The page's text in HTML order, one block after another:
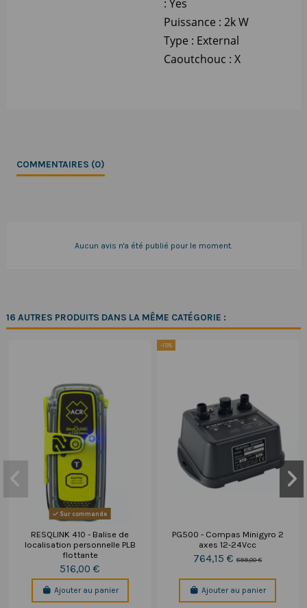
: Yes
Puissance : 2k W
Type : External
Caoutchouc : X
COMMENTAIRES (0)
Aucun avis n'a été publié pour le moment.
16 AUTRES PRODUITS DANS LA MÊME CATÉGORIE :
Sur commande
RESQLINK 410 - Balise de
localisation personnelle PLB
flottante
516,00 €
Ajouter au panier
-15%
PG500 - Compas Minigyro 2
axes 12-24Vcc
764,15 €899,00 €
Ajouter au panier